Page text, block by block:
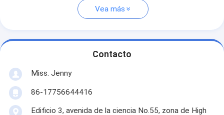
Vea más
Contacto
Miss. Jenny
86-17756644416
Edificio 3, avenida de la ciencia No.55, zona de High